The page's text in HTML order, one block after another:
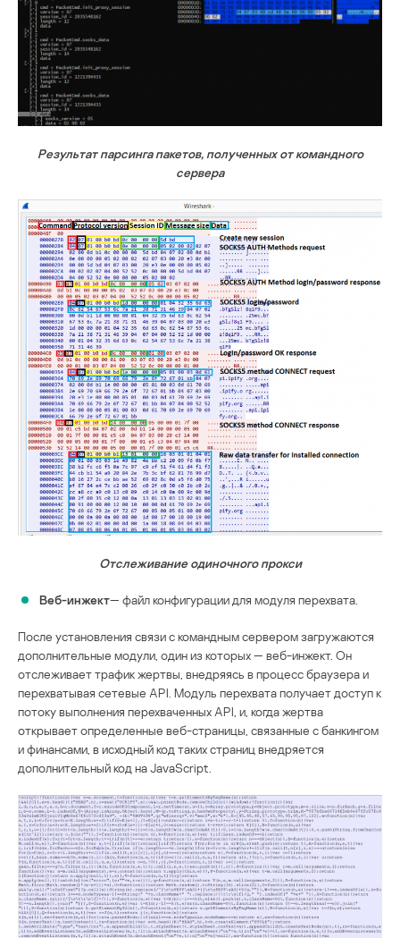
Результат парсинга пакетов, полученных от командного
сервера
Отслеживание одиночного прокси
Веб-инжект— файл конфигурации для модуля перехвата.
После установления связи с командным сервером загружаются
дополнительные модули, один из которых — веб-инжект. Он
отслеживает трафик жертвы, внедряясь в процесс браузера и
перехватывая сетевые API. Модуль перехвата получает доступ к
потоку выполнения перехваченных API, и, когда жертва
открывает определенные веб-страницы, связанные с банкингом
и финансами, в исходный код таких страниц внедряется
дополнительный код на JavaScript.